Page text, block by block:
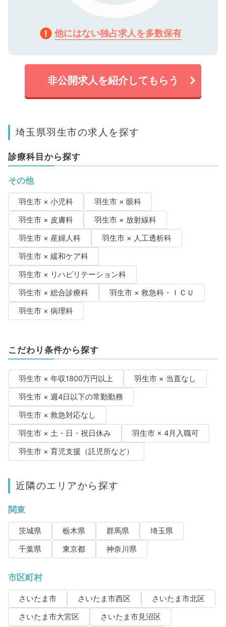
他にはない独占求人を多数保有
非公開求人を紹介してもらう
埼玉県羽生市の求人を探す
診療科目から探す
その他
羽生市 × 小児科
羽生市 × 眼科
羽生市 × 皮膚科
羽生市 × 放射線科
羽生市 × 産婦人科
羽生市 × 人工透析科
羽生市 × 緩和ケア科
羽生市 × リハビリテーション科
羽生市 × 総合診療科
羽生市 × 救急科・ＩＣＵ
羽生市 × 病理科
こだわり条件から探す
羽生市 × 年収1800万円以上
羽生市 × 当直なし
羽生市 × 週4日以下の常勤勤務
羽生市 × 救急対応なし
羽生市 × 土・日・祝日休み
羽生市 × 4月入職可
羽生市 × 育児支援（託児所など）
近隣のエリアから探す
関東
茨城県 栃木県 群馬県
埼玉県
千葉県
東京都 神奈川県
市区町村
さいたま市 さいたま市西区
さいたま市北区
さいたま市大宮区
さいたま市見沼区